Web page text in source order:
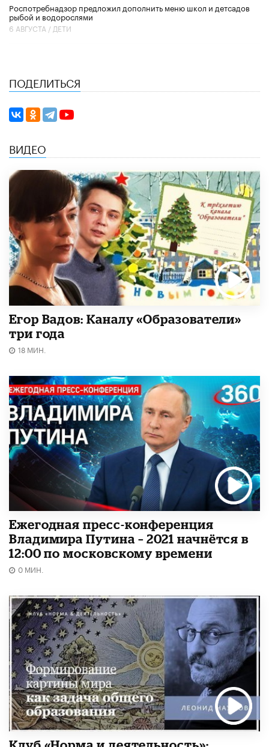
Роспотребнадзор предложил дополнить меню школ и детсадов
рыбой и водорослями
6 АВГУСТА / ДЕТИ
ПОДЕЛИТЬСЯ
ВИДЕО
Егор Вадов: Каналу «Образователи»
три года
18 МИН.
Ежегодная пресс-конференция
Владимира Путина – 2021 начнётся в
12:00 по московскому времени
0 МИН.